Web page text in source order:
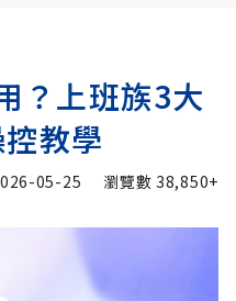
？上班族3大
教學
05-25 瀏覽數 38,850+